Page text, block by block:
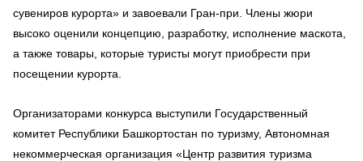
сувениров курорта» и завоевали Гран-при. Члены жюри
высоко оценили концепцию, разработку, исполнение маскота,
а также товары, которые туристы могут приобрести при
посещении курорта.
Организаторами конкурса выступили Государственный
комитет Республики Башкортостан по туризму, Автономная
некоммерческая организация «Центр развития туризма